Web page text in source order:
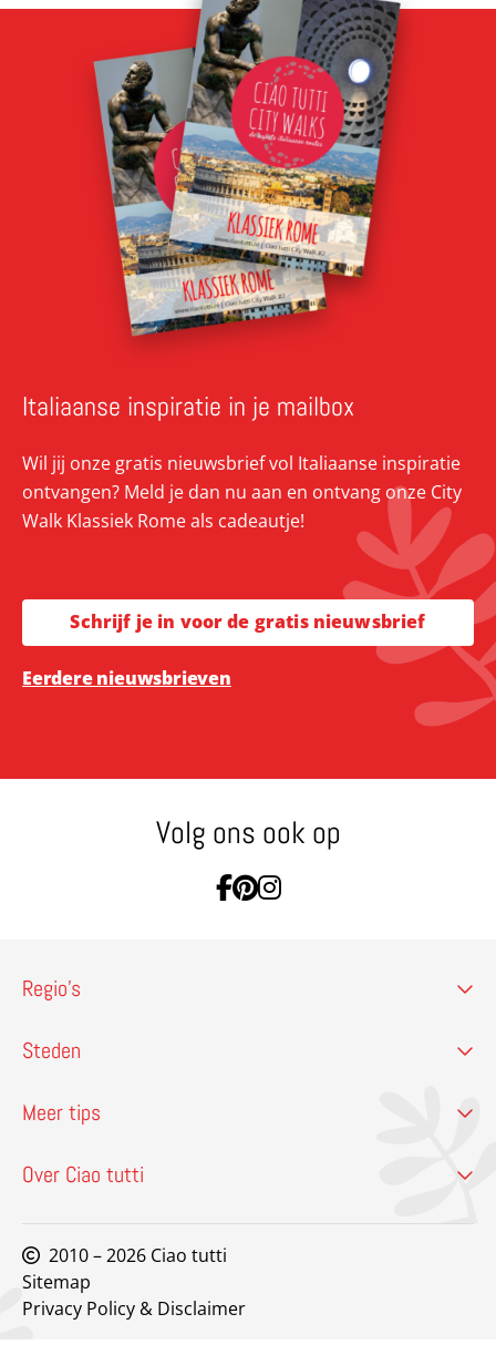
Italiaanse inspiratie in je mailbox
Wil jij onze gratis nieuwsbrief vol Italiaanse inspiratie
ontvangen? Meld je dan nu aan en ontvang onze City
Walk Klassiek Rome als cadeautje!
Schrijf je in voor de gratis nieuwsbrief
Eerdere nieuwsbrieven
Volg ons ook op
Ga naar Facebook
Ga naar Pinterest
Ga naar Instagram
Regio’s
Steden
Meer tips
Over Ciao tutti
2010 – 2026 Ciao tutti
Sitemap
Privacy Policy & Disclaimer